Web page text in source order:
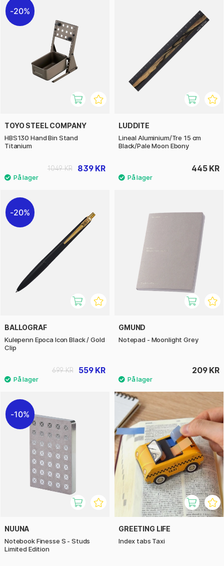
20%
TOYO STEEL COMPANY
HBS130 Hand Bin Stand
Titanium
839 KR
1049 KR
LUDDITE
Lineal Aluminium/Tre 15 cm
Black/Pale Moon Ebony
445 KR
20%
BALLOGRAF
Kulepenn Epoca Icon Black / Gold
Clip
559 KR
699 KR
GMUND
Notepad - Moonlight Grey
209 KR
10%
NUUNA
Notebook Finesse S - Studs
Limited Edition
GREETING LIFE
Index tabs Taxi